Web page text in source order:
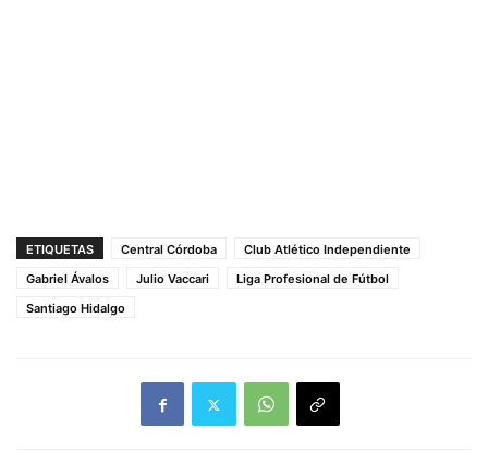
ETIQUETAS Central Córdoba
Club Atlético Independiente
Gabriel Ávalos
Julio Vaccari
Liga Profesional de Fútbol
Santiago Hidalgo